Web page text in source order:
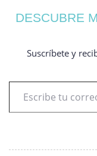
DESCUBRE
Suscríbete y